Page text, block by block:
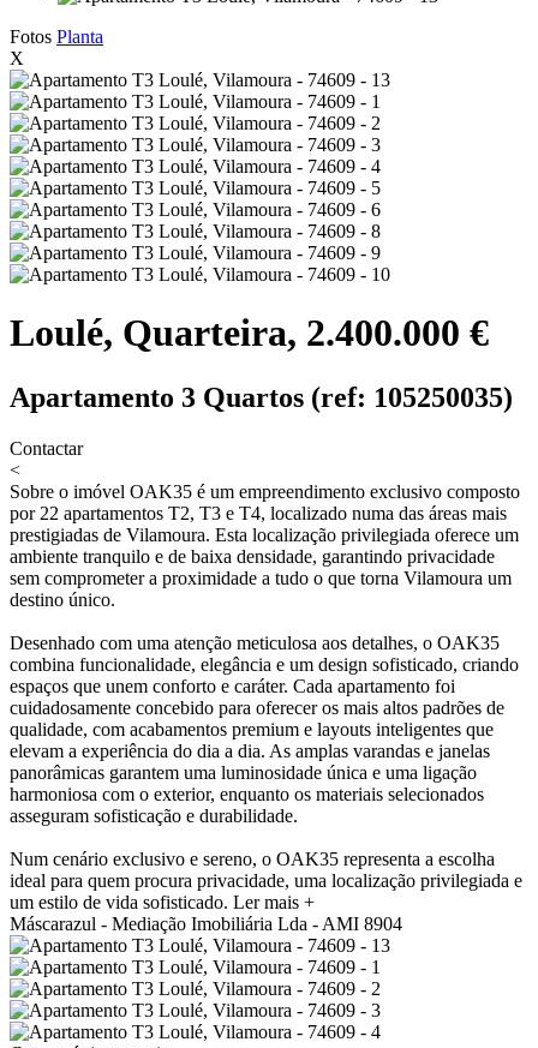
Fotos Planta
X
Loulé, Quarteira, 2.400.000 €
Apartamento 3 Quartos (ref: 105250035)
Contactar
<
Sobre o imóvel OAK35 é um empreendimento exclusivo composto
por 22 apartamentos T2, T3 e T4, localizado numa das áreas mais
prestigiadas de Vilamoura. Esta localização privilegiada oferece um
ambiente tranquilo e de baixa densidade, garantindo privacidade
sem comprometer a proximidade a tudo o que torna Vilamoura um
destino único.
Desenhado com uma atenção meticulosa aos detalhes, o OAK35
combina funcionalidade, elegância e um design sofisticado, criando
espaços que unem conforto e caráter. Cada apartamento foi
cuidadosamente concebido para oferecer os mais altos padrões de
qualidade, com acabamentos premium e layouts inteligentes que
elevam a experiência do dia a dia. As amplas varandas e janelas
panorâmicas garantem uma luminosidade única e uma ligação
harmoniosa com o exterior, enquanto os materiais selecionados
asseguram sofisticação e durabilidade.
Num cenário exclusivo e sereno, o OAK35 representa a escolha
ideal para quem procura privacidade, uma localização privilegiada e
um estilo de vida sofisticado. Ler mais +
Máscarazul - Mediação Imobiliária Lda - AMI 8904